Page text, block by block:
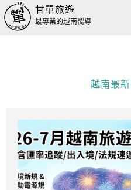
甘單旅遊
最專業的越南嚮導
越南最